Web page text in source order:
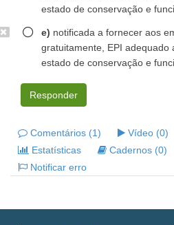
estado de conservação e
e) notificada a fornecer aos
gratuitamente, EPI adequado
estado de conservação e
Responder
Comentários (1) Vídeo (0)
Estatísticas
Cadernos (0)
Notificar erro